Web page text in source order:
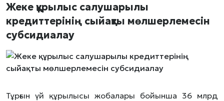
Жеке құрылыс салушарылы
кредиттерінің сыйақты мөлшерлемесін
субсидиалау
Тұрғын үй құрылысы жобалары бойынша 36 млрд